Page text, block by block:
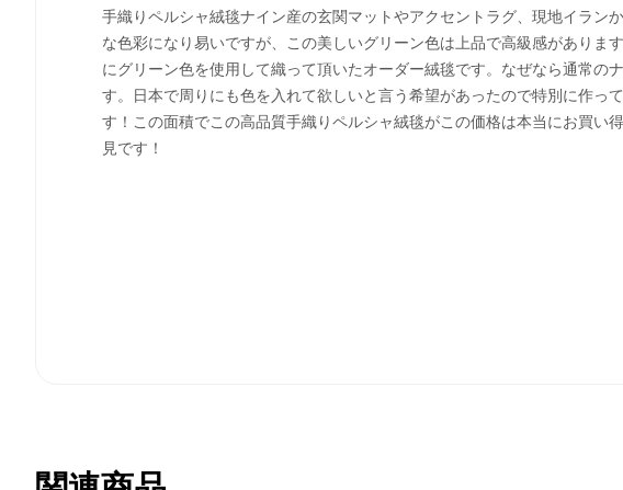
手織りペルシャ絨毯ナイン産の玄関マットやアクセントラグ、現地イラン
な色彩になり易いですが、この美しいグリーン色は上品で高級感がありま
にグリーン色を使用して織って頂いたオーダー絨毯です。なぜなら通常の
す。日本で周りにも色を入れて欲しいと言う希望があったので特別に作っ
す！この面積でこの高品質手織りペルシャ絨毯がこの価格は本当にお買い
見です！